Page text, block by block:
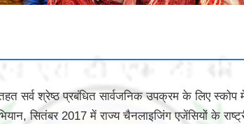
सर्व श्रेष्ठ प्रबंधित सार्वजनिक उपक्रम के लिए स्कोप
सितंबर 2017 में राज्य चैनलाइजिंग एजेंसियों के